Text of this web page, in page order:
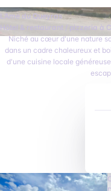
L’Ame du Queyras
Hôtel & restaurant / pizzeria à
Niché au cœur d'une nature
dans un cadre chaleureux et
d'une cuisine locale